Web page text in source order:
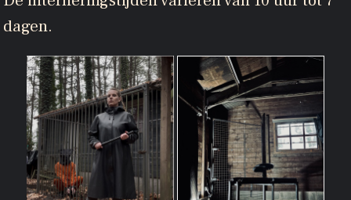
dagen.